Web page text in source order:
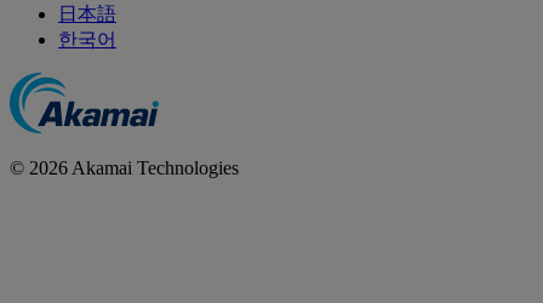
日本語
한국어
© 2026 Akamai Technologies